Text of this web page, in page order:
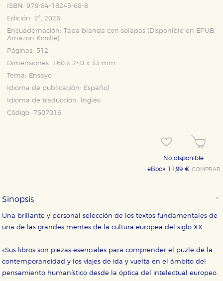
ISBN: 978-84-18245-68-8
Edición: 2ª, 2026
Encuadernación: Tapa blanda con solapas (Disponible en EPUB
Amazon Kindle )
Páginas: 512
Dimensiones: 160 x 240 x 33 mm
Tema:
Ensayo
Idioma de publicación:
Español
Idioma de traducción:
Inglés
Código: 7507016
No disponible
eBook 11,99 €COMPRAR
Sinopsis
Una brillante y personal selección de los textos fundamentales de
una de las grandes mentes de la cultura europea del siglo XX.
«Sus libros son piezas esenciales para comprender el puzle de la
contemporaneidad y los viajes de ida y vuelta en el ámbito del
pensamiento humanístico desde la óptica del intelectual europeo.